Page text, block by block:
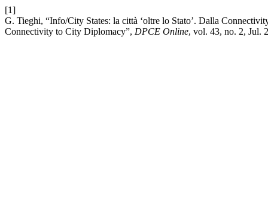
[1]
G. Tieghi, “Info/City States: la città ‘oltre lo Stato’. Dalla
Connectivity to City Diplomacy”, DPCE Online, vol. 43, no. 2, Jul.